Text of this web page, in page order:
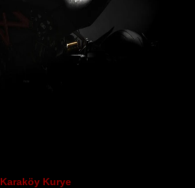
Karaköy Kurye